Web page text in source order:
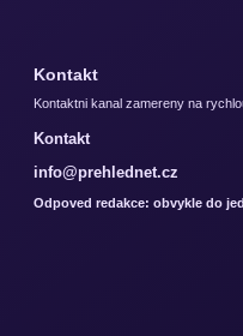
Kontakt
Kontaktni kanal zamereny na
Kontakt
info@prehlednet.cz
Odpoved redakce: obvykle do